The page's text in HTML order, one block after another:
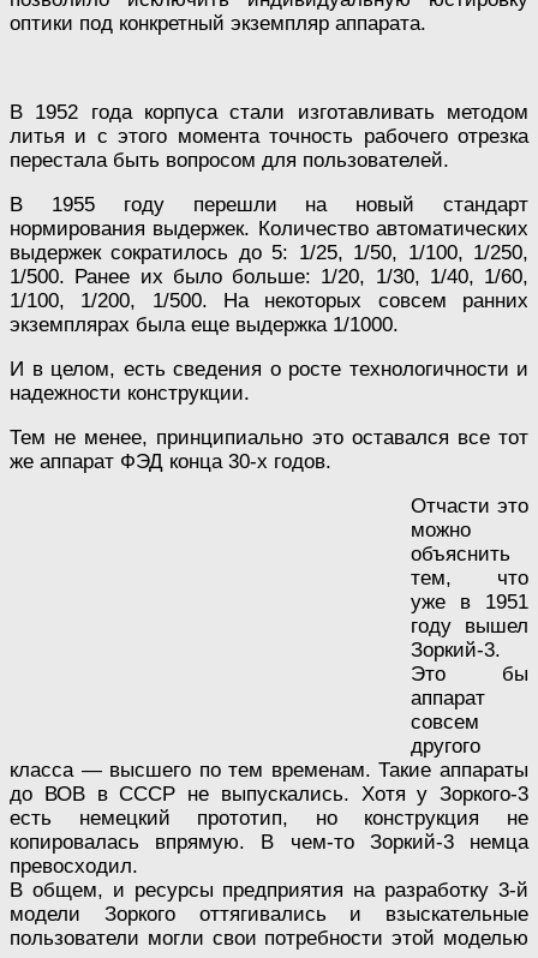
оптики под конкретный экземпляр аппарата.
В 1952 года корпуса стали изготавливать методом
литья и с этого момента точность рабочего отрезка
перестала быть вопросом для пользователей.
В 1955 году перешли на новый стандарт
нормирования выдержек. Количество автоматических
выдержек сократилось до 5: 1/25, 1/50, 1/100, 1/250,
1/500. Ранее их было больше: 1/20, 1/30, 1/40, 1/60,
1/100, 1/200, 1/500. На некоторых совсем ранних
экземплярах была еще выдержка 1/1000.
И в целом, есть сведения о росте технологичности и
надежности конструкции.
Тем не менее, принципиально это оставался все тот
же аппарат ФЭД конца 30-х годов.
Отчасти это
можно
объяснить
тем, что
уже в 1951
году вышел
Зоркий-3.
Это бы
аппарат
совсем
другого
класса — высшего по тем временам. Такие аппараты
до ВОВ в СССР не выпускались. Хотя у Зоркого-3
есть немецкий прототип, но конструкция не
копировалась впрямую. В чем-то Зоркий-3 немца
превосходил.
В общем, и ресурсы предприятия на разработку 3-й
модели Зоркого оттягивались и взыскательные
пользователи могли свои потребности этой моделью